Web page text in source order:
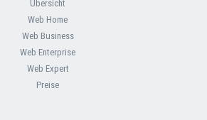
Übersicht
Web Home
Web Business
Web Enterprise
Web Expert
Preise